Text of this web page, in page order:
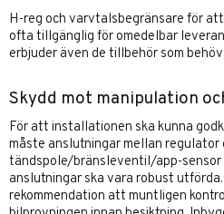
H-reg och varvtalsbegränsare för
ofta tillgänglig för omedelbar
erbjuder även de tillbehör som
Skydd mot manipulation
För att installationen ska kunna
måste anslutningar mellan regulator
tändspole/bränsleventil/app-sensor
anslutningar ska vara robust
rekommendation att muntligen